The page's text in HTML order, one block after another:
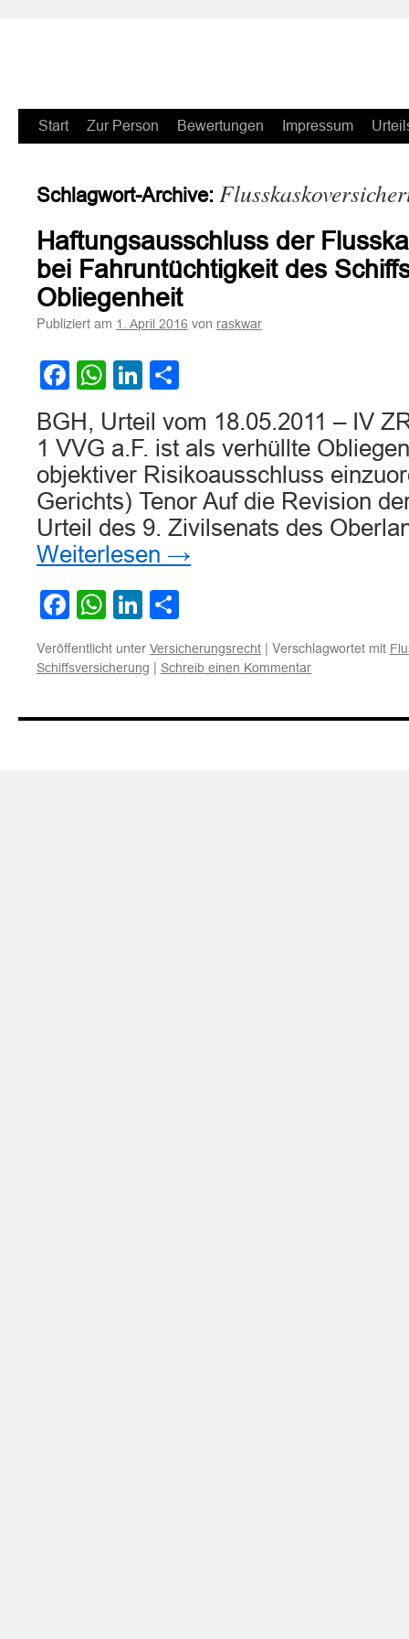
Zum
springen
Start Zur Person Bewertungen Impressum
Schlagwort-Archive:
Haftungsausschluss der
bei Fahruntüchtigkeit des
Obliegenheit
Publiziert am 1. April 2016 von raskwar
Facebook
WhatsApp
LinkedIn
BGH, Urteil vom 18.05.2011 – IV
1 VVG a.F. ist als verhüllte
objektiver Risikoausschluss
Gerichts) Tenor Auf die Revision
Urteil des 9. Zivilsenats des
Weiterlesen →
Facebook
WhatsApp
LinkedIn
Veröffentlicht unter Versicherungsrecht | Verschlagwortet mit
Schiffsversicherung | Schreib einen Kommentar